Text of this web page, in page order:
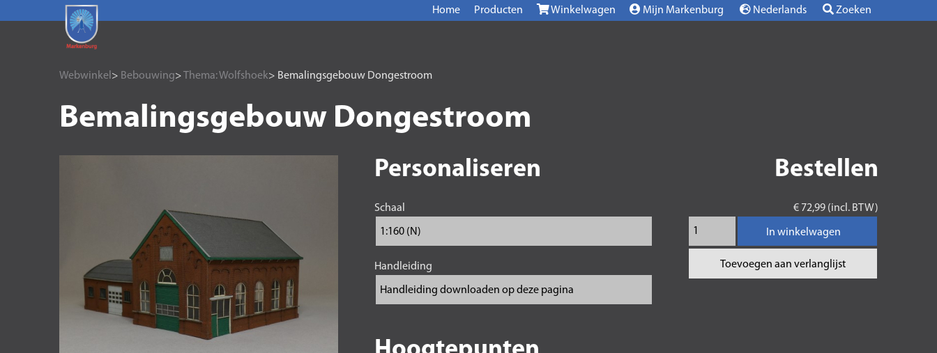
Home Producten Winkelwagen Mijn Markenburg Nederlands Zoeken
Webwinkel > Bebouwing> Thema: Wolfshoek> Bemalingsgebouw Dongestroom
Bemalingsgebouw Dongestroom
Personaliseren
Schaal
Handleiding
Bestellen
€ 72,99 (incl. BTW)
In winkelwagen
Toevoegen aan verlanglijst